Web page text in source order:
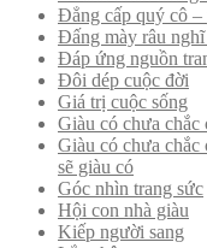
Đẳng cấp quý cô
Đấng mày râu
Đáp ứng nguồn
Đôi dép cuộc đời
Giá trị cuộc sống
Giàu có chưa chắc
Giàu có chưa chắc
sẽ giàu có
Góc nhìn trang sức
Hội con nhà giàu
Kiếp người sang